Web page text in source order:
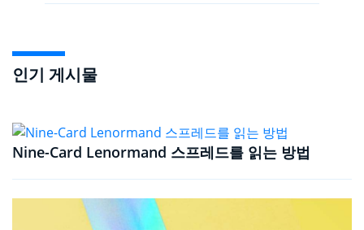
인기 게시물
Nine-Card Lenormand 스프레드를 읽는 방법